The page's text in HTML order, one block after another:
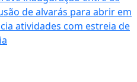
de alvarás para abrir em
atividades com estreia de